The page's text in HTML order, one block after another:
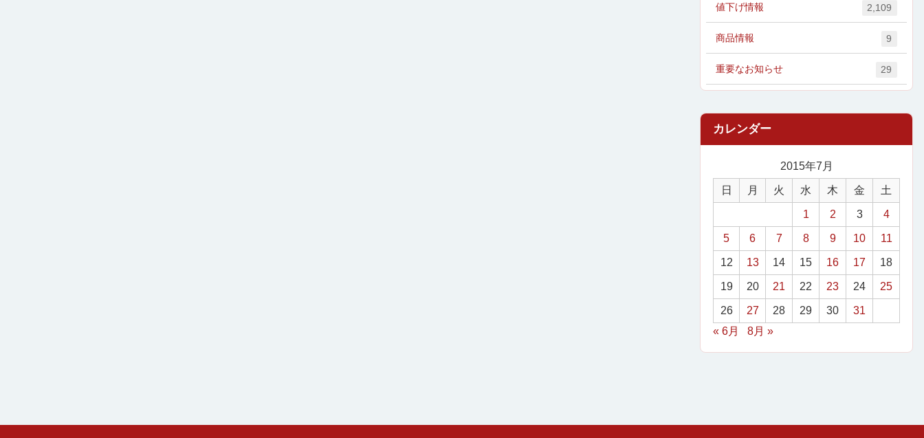
値下げ情報 2,109
商品情報 9
重要なお知らせ 29
2015年7月
日 月 火 水 木 金 土
1 2 3 4
5 6 7 8 9 10 11
12 13 14 15 16 17 18
19 20 21 22 23 24 25
26 27 28 29 30
31
« 6月
8月 »